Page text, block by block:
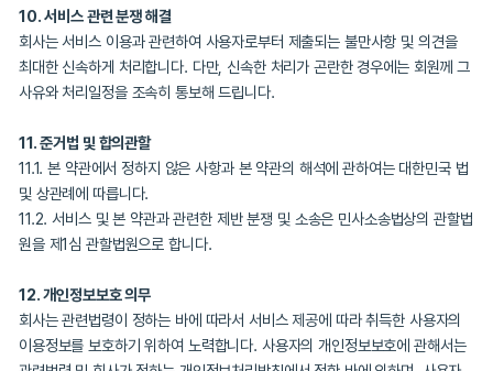
8.1. 회사는 서비스의 내용, 품질, 또는 기술적 사양 등에 대해 회사
판단에 따라 서비스 품질 개선 및 기능 추가, 변경 등을 할 수 있습니
8.2. 회사는 아래 각 호에 해당하는 사유가 발생한 경우에는 본 서비
8.2.1. 광고주가 회사 광고서비스의 운영을 고의·과실로 방해하는 경
8.2.2. 광고서비스용 설비 점검, 보수 또는 공사로 인하여 부득이한
8.2.3. 전기통신사업법에 규정된 기간통신사업자가 전기통신 서비
했을 경우
비스 이용에 지장이 있는 때
8.2.5. 기타 중대한 사유로 인하여 회사가 광고서비스 제공을 지속
부적당하다고 인정하는 경우